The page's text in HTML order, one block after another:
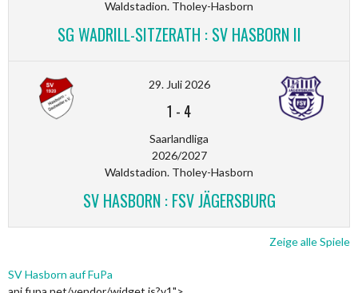
Waldstadion. Tholey-Hasborn
SG WADRILL-SITZERATH : SV HASBORN II
29. Juli 2026
1 - 4
Saarlandliga
2026/2027
Waldstadion. Tholey-Hasborn
SV HASBORN : FSV JÄGERSBURG
Zeige alle Spiele
SV Hasborn auf FuPa